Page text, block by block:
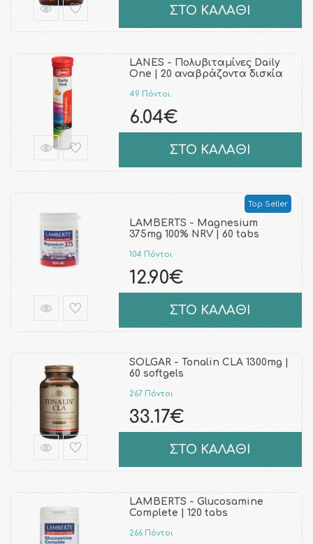
ΣΤΟ ΚΑΛΑΘΙ
LANES - Πολυβιταμίνες Daily
One | 20 αναβράζοντα δισκία
49 Πόντοι
6.04€
ΣΤΟ ΚΑΛΑΘΙ
Top Seller
LAMBERTS - Magnesium
375mg 100% NRV | 60 tabs
104 Πόντοι
12.90€
ΣΤΟ ΚΑΛΑΘΙ
SOLGAR - Tonalin CLA 1300mg |
60 softgels
267 Πόντοι
33.17€
ΣΤΟ ΚΑΛΑΘΙ
LAMBERTS - Glucosamine
Complete | 120 tabs
266 Πόντοι